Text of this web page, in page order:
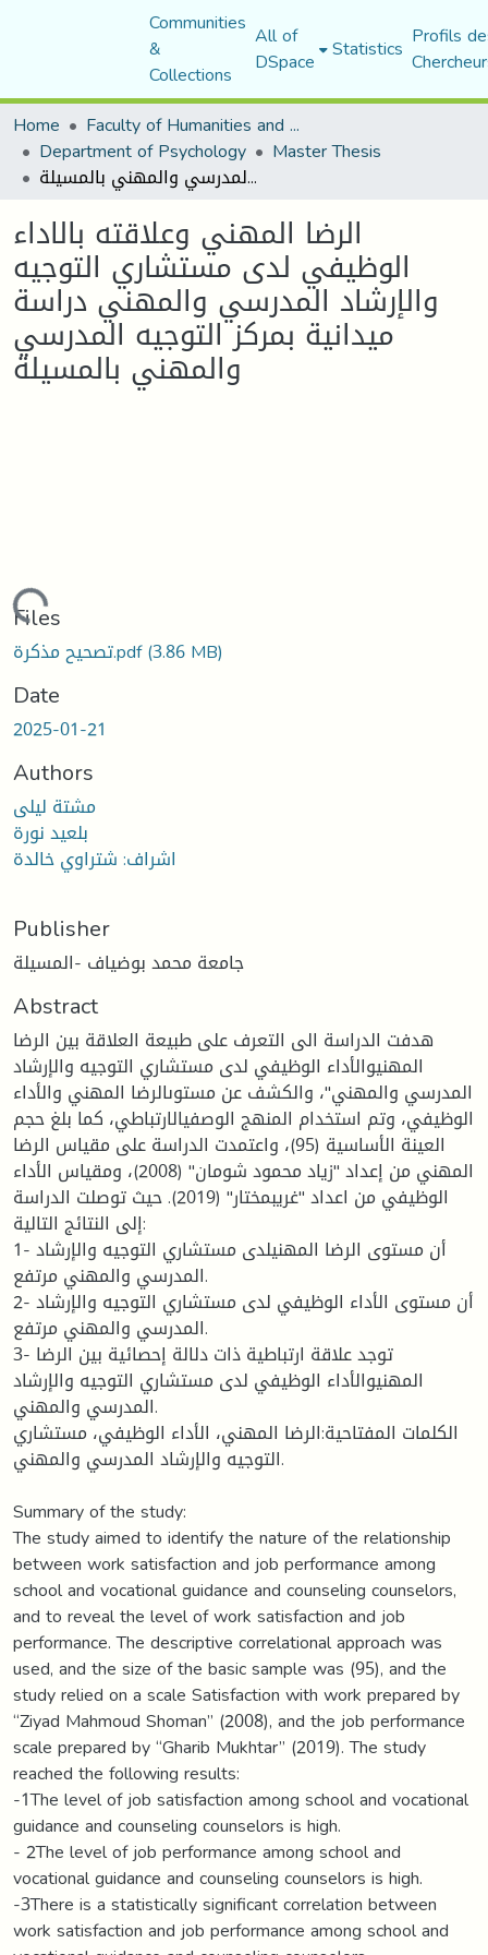
Communities
&
Collections
All of
DSpace Statistics Profils
Home
Faculty of Humanities and Social Sciences
Department of Psychology Master Thesis
الرضا المهني وعلاقته بالاداء الوظيفي لدى مستشاري التوجيه والإرشاد المدرسي والمهني دراسة ميدانية بمركز التوجيه المدرسي والمهني بالمسيلة
الرضا المهني وعلاقته بالاداء
الوظيفي لدى مستشاري التوجيه
والإرشاد المدرسي والمهني دراسة
ميدانية بمركز التوجيه المدرسي
والمهني بالمسيلة
Files
تصحيح مذكرة.pdf(3.86 MB)
Date
2025-01-21
Authors
مشتة ليلى
بلعيد نورة
اشراف: شتراوي خالدة
Publisher
جامعة محمد بوضياف -المسيلة
Abstract
هدفت الدراسة الى التعرف على طبيعة العلاقة بين الرضا
المهنيوالأداء الوظيفي لدى مستشاري التوجيه والإرشاد
المدرسي والمهني''، والكشف عن مستوىالرضا المهني والأداء
الوظيفي، وتم استخدام المنهج الوصفيالارتباطي، كما بلغ حجم
العينة الأساسية (95)، واعتمدت الدراسة على مقياس الرضا
المهني من إعداد ''زياد محمود شومان'' (2008)، ومقياس الأداء
الوظيفي من اعداد ''غريبمختار'' (2019). حيث توصلت الدراسة
إلى النتائج التالية:
1- أن مستوى الرضا المهنيلدى مستشاري التوجيه والإرشاد
المدرسي والمهني مرتفع.
2- أن مستوى الأداء الوظيفي لدى مستشاري التوجيه والإرشاد
المدرسي والمهني مرتفع.
3- توجد علاقة ارتباطية ذات دلالة إحصائية بين الرضا
المهنيوالأداء الوظيفي لدى مستشاري التوجيه والإرشاد
المدرسي والمهني.
الكلمات المفتاحية:الرضا المهني، الأداء الوظيفي، مستشاري
التوجيه والإرشاد المدرسي والمهني.
Summary of the study:
The study aimed to identify the nature of the relationship
between work satisfaction and job performance among
school and vocational guidance and counseling counselors,
and to reveal the level of work satisfaction and job
performance. The descriptive correlational approach was
used, and the size of the basic sample was (95), and the
study relied on a scale Satisfaction with work prepared by
“Ziyad Mahmoud Shoman” (2008), and the job performance
scale prepared by “Gharib Mukhtar” (2019). The study
reached the following results:
-1The level of job satisfaction among school and vocational
guidance and counseling counselors is high.
- 2The level of job performance among school and
vocational guidance and counseling counselors is high.
-3There is a statistically significant correlation between
work satisfaction and job performance among school and